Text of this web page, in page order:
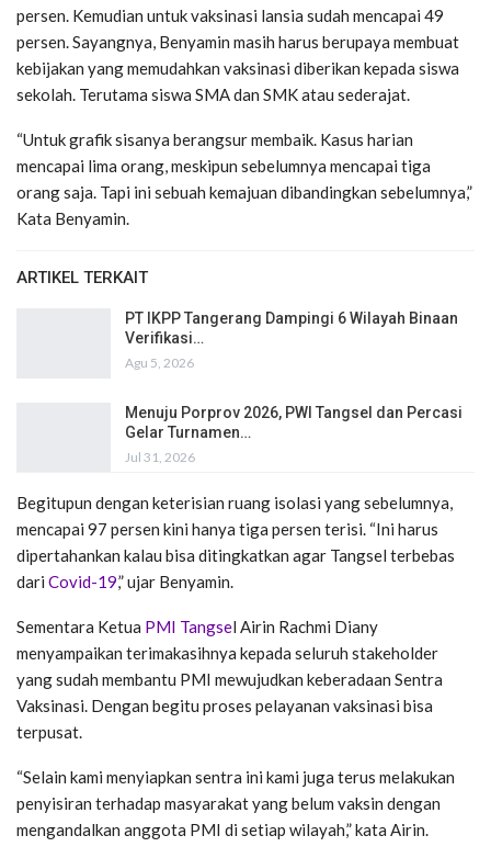
persen. Kemudian untuk vaksinasi lansia sudah mencapai 49
persen. Sayangnya, Benyamin masih harus berupaya membuat
kebijakan yang memudahkan vaksinasi diberikan kepada siswa
sekolah. Terutama siswa SMA dan SMK atau sederajat.
“Untuk grafik sisanya berangsur membaik. Kasus harian
mencapai lima orang, meskipun sebelumnya mencapai tiga
orang saja. Tapi ini sebuah kemajuan dibandingkan sebelumnya,”
Kata Benyamin.
ARTIKEL TERKAIT
PT IKPP Tangerang Dampingi 6 Wilayah Binaan
Verifikasi…
Agu 5, 2026
Menuju Porprov 2026, PWI Tangsel dan Percasi
Gelar Turnamen…
Jul 31, 2026
Begitupun dengan keterisian ruang isolasi yang sebelumnya,
mencapai 97 persen kini hanya tiga persen terisi. “Ini harus
dipertahankan kalau bisa ditingkatkan agar Tangsel terbebas
dari Covid-19,” ujar Benyamin.
Sementara Ketua PMI Tangsel Airin Rachmi Diany
menyampaikan terimakasihnya kepada seluruh stakeholder
yang sudah membantu PMI mewujudkan keberadaan Sentra
Vaksinasi. Dengan begitu proses pelayanan vaksinasi bisa
terpusat.
“Selain kami menyiapkan sentra ini kami juga terus melakukan
penyisiran terhadap masyarakat yang belum vaksin dengan
mengandalkan anggota PMI di setiap wilayah,” kata Airin.